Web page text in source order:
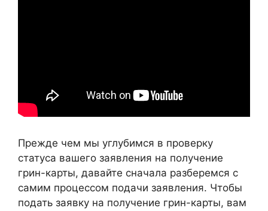
Прежде чем мы углубимся в проверку
статуса вашего заявления на получение
грин-карты, давайте сначала разберемся с
самим процессом подачи заявления. Чтобы
подать заявку на получение грин-карты, вам